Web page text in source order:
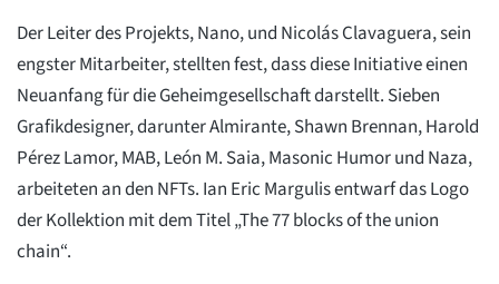
Der Leiter des Projekts, Nano, und Nicolás Clavaguera, sein
engster Mitarbeiter, stellten fest, dass diese Initiative einen
Neuanfang für die Geheimgesellschaft darstellt. Sieben
Grafikdesigner, darunter Almirante, Shawn Brennan, Harold
Pérez Lamor, MAB, León M. Saia, Masonic Humor und Naza,
arbeiteten an den NFTs. Ian Eric Margulis entwarf das Logo
der Kollektion mit dem Titel „The 77 blocks of the union
chain“.